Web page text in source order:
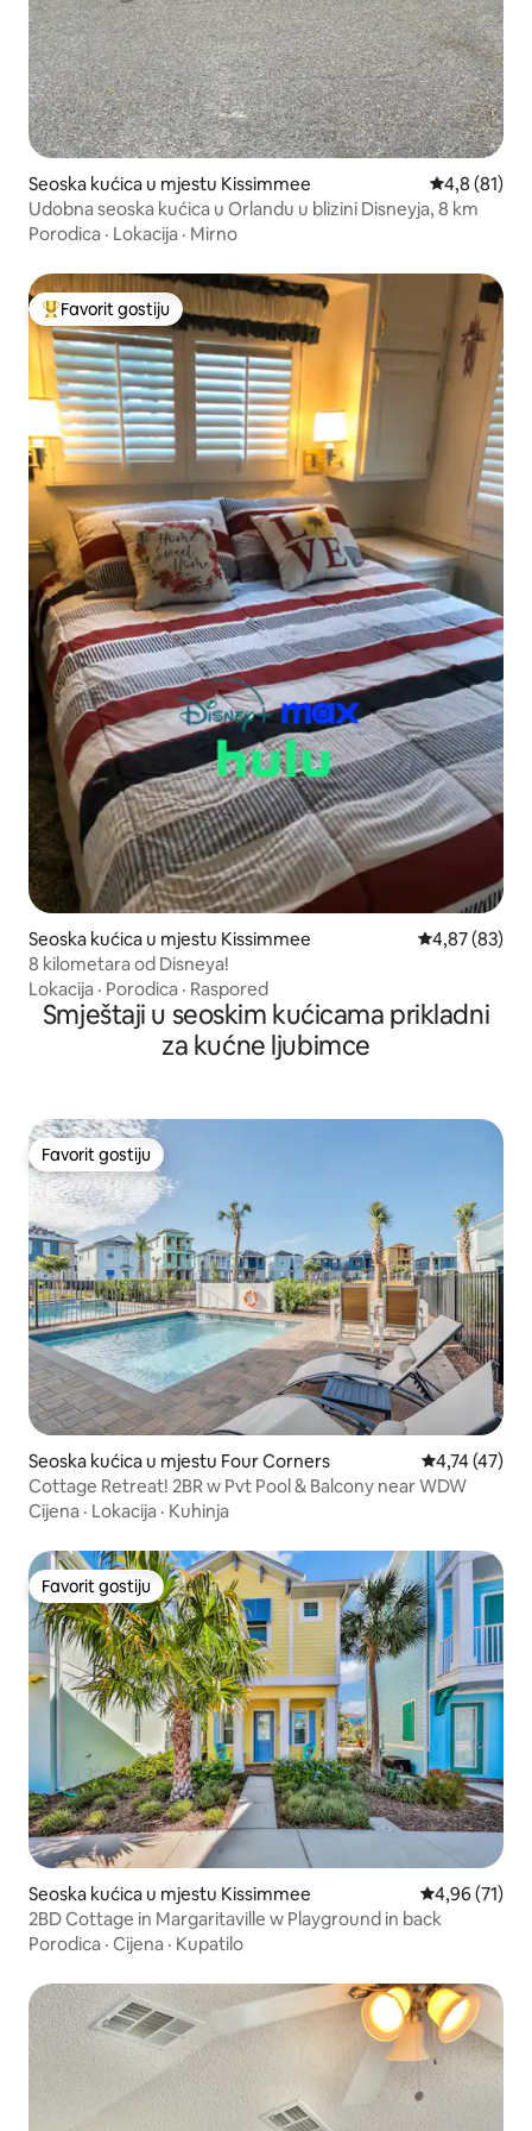
Seoska kućica u mjestu Kissimmee Prosječna
4,8 (81)
Udobna seoska kućica u Orlandu u blizini Disneyja, 8 km
Porodica · Lokacija · Mirno
Glavni favorit gostiju
Favorit gostiju
Seoska kućica u mjestu Kissimmee Prosječna
4,87 (83)
8 kilometara od Disneya!
Lokacija · Porodica · Raspored
Smještaji u seoskim kućicama prikladni
za kućne ljubimce
Favorit gostiju
Favorit gostiju
Seoska kućica u mjestu Four Corners Prosječna
4,74 (47)
Cottage Retreat! 2BR w Pvt Pool & Balcony near WDW
Cijena · Lokacija · Kuhinja
Favorit gostiju
Favorit gostiju
Seoska kućica u mjestu Kissimmee Prosječna
4,96 (71)
2BD Cottage in Margaritaville w Playground in back
Porodica · Cijena · Kupatilo